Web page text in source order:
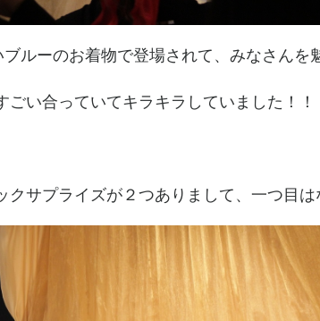
ルーのお着物で登場されて、みなさんを
ごい合っていてキラキラしていました！！
クサプライズが２つありまして、一つ目